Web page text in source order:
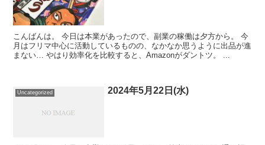
こんばんは。 今日は本業があったので、副業の稼働は夕方から。 今
月はフリマ中心に活動しているものの、なかなか思うように出品が進
まない… やはり効率化を比較すると、Amazonがダントツ。 ...
Uncategorized 2024年5月22日(水)